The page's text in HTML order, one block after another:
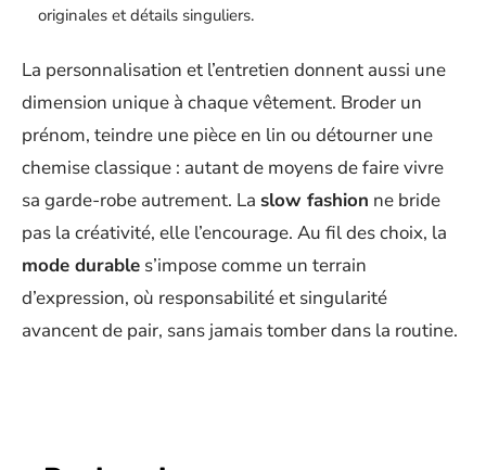
originales et détails singuliers.
La personnalisation et l’entretien donnent aussi une
dimension unique à chaque vêtement. Broder un
prénom, teindre une pièce en lin ou détourner une
chemise classique : autant de moyens de faire vivre
sa garde-robe autrement. La slow fashion ne bride
pas la créativité, elle l’encourage. Au fil des choix, la
mode durable s’impose comme un terrain
d’expression, où responsabilité et singularité
avancent de pair, sans jamais tomber dans la routine.